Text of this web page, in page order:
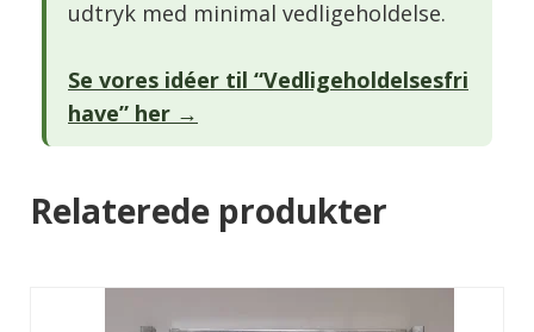
udtryk med minimal vedligeholdelse.
Se vores idéer til “Vedligeholdelsesfri
have” her →
Relaterede produkter